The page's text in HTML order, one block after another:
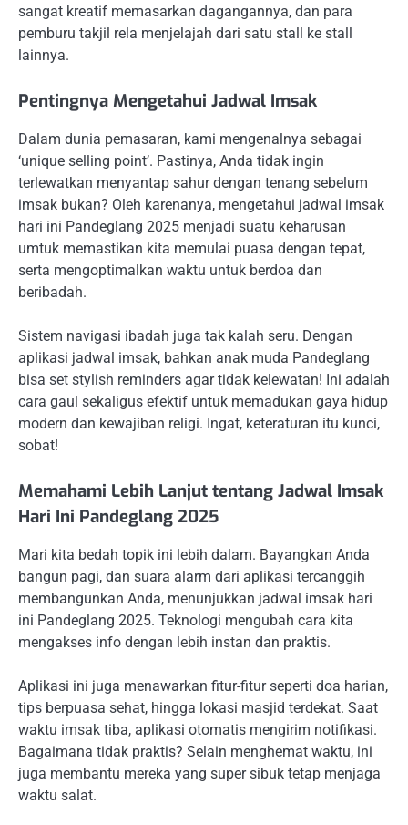
sangat kreatif memasarkan dagangannya, dan para
pemburu takjil rela menjelajah dari satu stall ke stall
lainnya.
Pentingnya Mengetahui Jadwal Imsak
Dalam dunia pemasaran, kami mengenalnya sebagai
‘unique selling point’. Pastinya, Anda tidak ingin
terlewatkan menyantap sahur dengan tenang sebelum
imsak bukan? Oleh karenanya, mengetahui jadwal imsak
hari ini Pandeglang 2025 menjadi suatu keharusan
umtuk memastikan kita memulai puasa dengan tepat,
serta mengoptimalkan waktu untuk berdoa dan
beribadah.
Sistem navigasi ibadah juga tak kalah seru. Dengan
aplikasi jadwal imsak, bahkan anak muda Pandeglang
bisa set stylish reminders agar tidak kelewatan! Ini adalah
cara gaul sekaligus efektif untuk memadukan gaya hidup
modern dan kewajiban religi. Ingat, keteraturan itu kunci,
sobat!
Memahami Lebih Lanjut tentang Jadwal Imsak
Hari Ini Pandeglang 2025
Mari kita bedah topik ini lebih dalam. Bayangkan Anda
bangun pagi, dan suara alarm dari aplikasi tercanggih
membangunkan Anda, menunjukkan jadwal imsak hari
ini Pandeglang 2025. Teknologi mengubah cara kita
mengakses info dengan lebih instan dan praktis.
Aplikasi ini juga menawarkan fitur-fitur seperti doa harian,
tips berpuasa sehat, hingga lokasi masjid terdekat. Saat
waktu imsak tiba, aplikasi otomatis mengirim notifikasi.
Bagaimana tidak praktis? Selain menghemat waktu, ini
juga membantu mereka yang super sibuk tetap menjaga
waktu salat.